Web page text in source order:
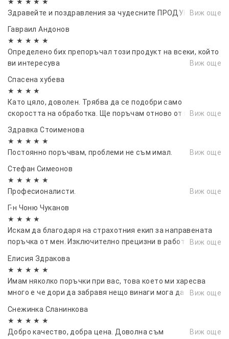
Осигурете си по-комфортно, безопасно и
приятно шофиране с нашите качествени
ветробрани
Здравейте и поздравления за чудесните ПРОДУКТИВиж още
Гавраил Андонов
★ ★ ★ ★ ★
Определено бих препоръчал този продукт на всеки, който
ви интересува
Виж още
Спасена хубева
★ ★ ★ ★
Като цяло, доволен. Трябва да се подобри само
скоростта на обработка. Ще поръчам отново от вас.Виж още
Здравка Стоименова
★ ★ ★ ★ ★
Постоянно поръчвам, проблеми не съм имал.
Виж още
Стефан Симеонов
★ ★ ★ ★ ★
Професионалисти.
Виж още
Г-н Чоню Чуканов
★ ★ ★ ★
Искам да благодаря на страхотния екип за направената
поръчка от мен. Изключително прецизни в работата си и
ми бяха казали. С Удоволствие ще пазарувам отново с
напълно, няма да съжалявате..
Виж още
Елисия Здракова
★ ★ ★ ★ ★
Имам няколко поръчки при вас, това което ми харесва
много е че дори да забравя нещо винаги мога да добавя.
Виж още
Снежинка Сланинкова
★ ★ ★ ★ ★
Добро качество, добра цена. Доволна съм
Виж още